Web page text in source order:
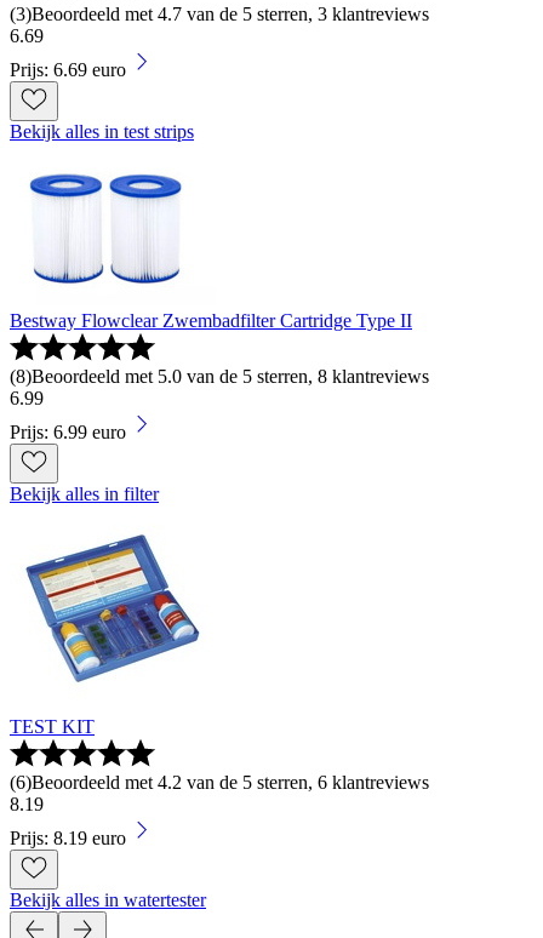
(3)Beoordeeld met 4.7 van de 5 sterren, 3 klantreviews
6.69
Prijs: 6.69 euro
Bekijk alles in test strips
Bestway Flowclear Zwembadfilter Cartridge Type II
(8)Beoordeeld met 5.0 van de 5 sterren, 8 klantreviews
6.99
Prijs: 6.99 euro
Bekijk alles in filter
TEST KIT
(6)Beoordeeld met 4.2 van de 5 sterren, 6 klantreviews
8.19
Prijs: 8.19 euro
Bekijk alles in watertester